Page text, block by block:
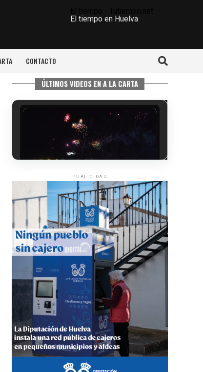
El tiempo en Huelva
CONTACTO
ÚLTIMOS VIDEOS EN A LA CARTA
6º DÍA DE LAS FIESTAS COLOMBINAS
2026
·Huelvatv
QUINTA CORRIDA DE LAS FIESTAS
COLOMBINAS 2026
hace 5 días· Huelvatv
PUBLICIDAD